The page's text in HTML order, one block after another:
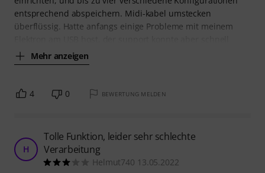
entsprechend abspeichern. Midi-kabel umstecken
überflüssig. Hatte anfangs einige Probleme mit meinem
Mehr anzeigen
4 0 BEWERTUNG MELDEN
H
Tolle Funktion, leider sehr schlechte
Verarbeitung
Helmut740 13.05.2022